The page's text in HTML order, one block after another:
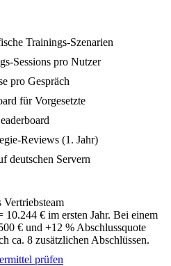
Trainings-Szenarien
Sessions pro Nutzer
pro Gespräch
für Vorgesetzte
Reviews (1. Jahr)
deutschen Servern
€ im ersten Jahr. Bei einem
€ und +12 % Abschlussquote
ca. 8 zusätzlichen Abschlüssen.
prüfen